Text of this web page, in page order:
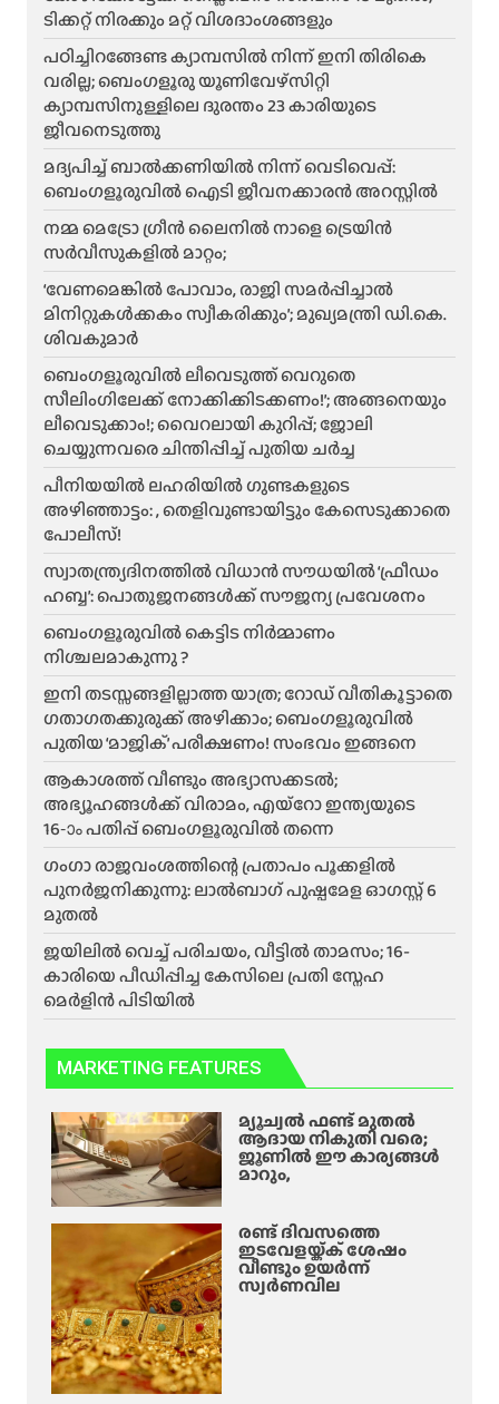
ടിക്കറ്റ് നിരക്കും മറ്റ് വിശദാംശങ്ങളും
പഠിച്ചിറങ്ങേണ്ട ക്യാമ്പസിൽ നിന്ന് ഇനി തിരികെ
വരില്ല; ബെംഗളൂരു യൂണിവേഴ്സിറ്റി
ക്യാമ്പസിനുള്ളിലെ ദുരന്തം 23 കാരിയുടെ
ജീവനെടുത്തു
മദ്യപിച്ച് ബാൽക്കണിയിൽ നിന്ന് വെടിവെപ്പ്:
ബെംഗളൂരുവിൽ ഐടി ജീവനക്കാരൻ അറസ്റ്റിൽ
നമ്മ മെട്രോ ഗ്രീൻ ലൈനിൽ നാളെ ട്രെയിൻ
സർവീസുകളിൽ മാറ്റം;
‘വേണമെങ്കിൽ പോവാം, രാജി സമർപ്പിച്ചാൽ
മിനിറ്റുകൾക്കകം സ്വീകരിക്കും’; മുഖ്യമന്ത്രി ഡി.കെ.
ശിവകുമാർ
ബെം​ഗളൂരുവിൽ ലീവെടുത്ത് വെറുതെ
സീലിംഗിലേക്ക് നോക്കിക്കിടക്കണം!’; അങ്ങനെയും
ലീവെടുക്കാം!; വൈറലായി കുറിപ്പ്; ജോലി
ചെയ്യുന്നവരെ ചിന്തിപ്പിച്ച് പുതിയ ചർച്ച
പീനിയയിൽ ലഹരിയിൽ ഗുണ്ടകളുടെ
അഴിഞ്ഞാട്ടം: , തെളിവുണ്ടായിട്ടും കേസെടുക്കാതെ
പോലീസ്!
സ്വാതന്ത്ര്യദിനത്തിൽ വിധാൻ സൗധയിൽ ‘ഫ്രീഡം
ഹബ്ബ’: പൊതുജനങ്ങൾക്ക് സൗജന്യ പ്രവേശനം
ബെംഗളൂരുവിൽ കെട്ടിട നിർമ്മാണം
നിശ്ചലമാകുന്നു ?
ഇനി തടസ്സങ്ങളില്ലാത്ത യാത്ര; റോഡ് വീതികൂട്ടാതെ
ഗതാഗതക്കുരുക്ക് അഴിക്കാം; ബെംഗളൂരുവിൽ
പുതിയ ‘മാജിക്’ പരീക്ഷണം! സംഭവം ഇങ്ങനെ
ആകാശത്ത് വീണ്ടും അഭ്യാസക്കടൽ;
അഭ്യൂഹങ്ങൾക്ക് വിരാമം, എയ്റോ ഇന്ത്യയുടെ
16-ാം പതിപ്പ് ബെംഗളൂരുവിൽ തന്നെ
ഗംഗാ രാജവംശത്തിന്റെ പ്രതാപം പൂക്കളിൽ
പുനർജനിക്കുന്നു: ലാൽബാഗ് പുഷ്പമേള ഓഗസ്റ്റ് 6
മുതൽ
ജയിലിൽ വെച്ച് പരിചയം, വീട്ടിൽ താമസം; 16-
കാരിയെ പീഡിപ്പിച്ച കേസിലെ പ്രതി സ്നേഹ
മെർളിൻ പിടിയിൽ
MARKETING FEATURES
മ്യൂച്വൽ ഫണ്ട് മുതൽ
ആദായ നികുതി വരെ;
ജൂണിൽ ഈ കാര്യങ്ങൾ
മാറും,
രണ്ട് ദിവസത്തെ
ഇടവേളയ്ക്ക് ശേഷം
വീണ്ടും ഉയർന്ന്
സ്വർണവില